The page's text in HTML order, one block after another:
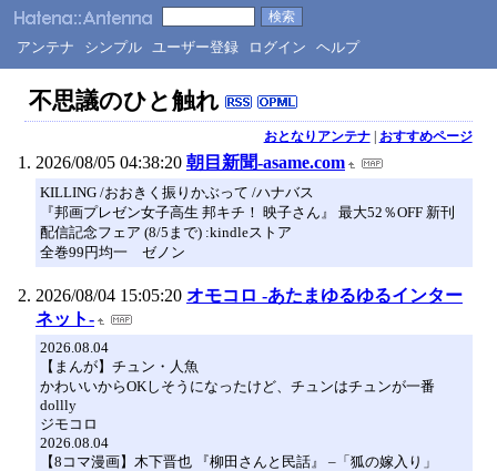
アンテナ シンプル ユーザー登録 ログイン ヘルプ
不思議のひと触れ
おとなりアンテナ| おすすめページ
2026/08/05 04:38:20 朝目新聞-asame.com
KILLING /おおきく振りかぶって /ハナバス
『邦画プレゼン女子高生 邦キチ！ 映子さん』 最大52％OFF 新刊
配信記念フェア (8/5まで) :kindleストア
全巻99円均一 ゼノン
2026/08/04 15:05:20 オモコロ -あたまゆるゆるインター
ネット-
2026.08.04
【まんが】チュン・人魚
かわいいからOKしそうになったけど、チュンはチュンが一番
dollly
ジモコロ
2026.08.04
【8コマ漫画】木下晋也 『柳田さんと民話』 –「狐の嫁入り」